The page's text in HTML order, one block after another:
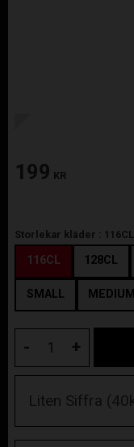
199 KR
Storlekar kläder : 116CL
116CL 128CL
SMALL MEDIUM
+
-